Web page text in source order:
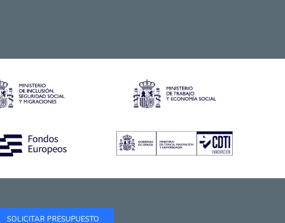
SOLICITAR PRESUPUESTO